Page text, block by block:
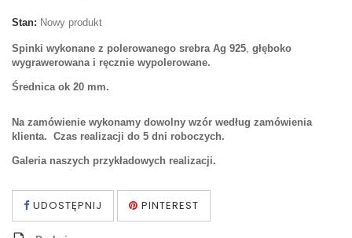
Stan: Nowy produkt
Spinki wykonane z polerowanego srebra Ag 925, głęboko
wygrawerowana i ręcznie wypolerowane.
Średnica ok 20 mm.
Na zamówienie wykonamy dowolny wzór według zamówienia
klienta. Czas realizacji do 5 dni roboczych.
Galeria naszych przykładowych realizacji.
UDOSTĘPNIJ PINTEREST